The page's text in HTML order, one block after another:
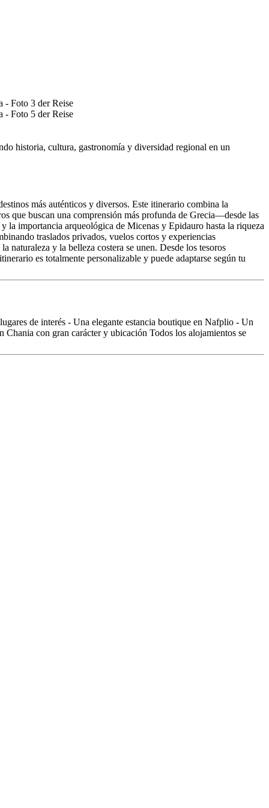
historia, cultura, gastronomía y diversidad regional en un
más auténticos y diversos. Este itinerario combina la
que buscan una comprensión más profunda de Grecia—desde las
la importancia arqueológica de Micenas y Epidauro hasta la riqueza
traslados privados, vuelos cortos y experiencias
naturaleza y la belleza costera se unen. Desde los tesoros
es totalmente personalizable y puede adaptarse según tu
de interés - Una elegante estancia boutique en Nafplio - Un
con gran carácter y ubicación Todos los alojamientos se